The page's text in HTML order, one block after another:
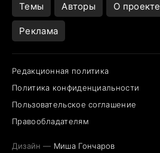
Темы Авторы О проекте
Реклама
Редакционная политика
Политика конфиденциальности
Пользовательское соглашение
Правообладателям
Дизайн — Миша Гончаров